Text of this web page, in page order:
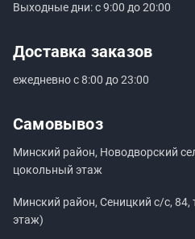
Выходные дни: с 9:00 до 20:00
Доставка заказов
ежедневно с 8:00 до 23:00
Самовывоз
Минский район, Новодворский
цокольный этаж
Минский район, Сеницкий с/с, 84,
этаж)